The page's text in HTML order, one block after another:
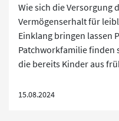
Wie sich die Versorgung
Vermögenserhalt für
Einklang bringen lassen
Patchworkfamilie finden
die bereits Kinder aus
15.08.2024